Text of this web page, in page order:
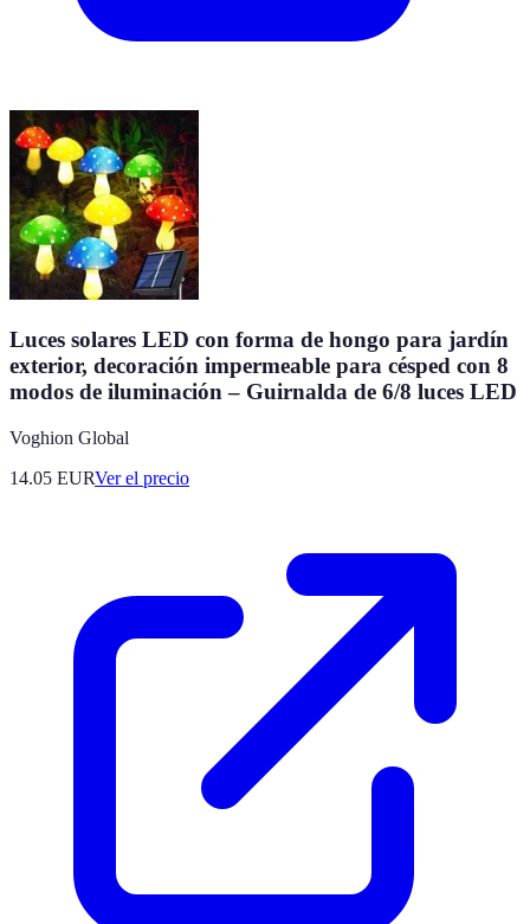
Luces solares LED con forma de hongo para jardín
exterior, decoración impermeable para césped con 8
modos de iluminación – Guirnalda de 6/8 luces LED
Voghion Global
14.05 EURVer el precio